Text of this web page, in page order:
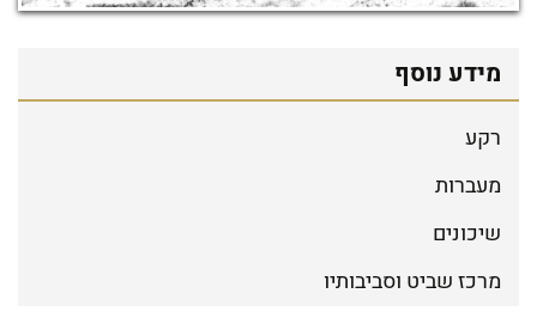
מידע נוסף
רקע
מעברות
שיכונים
מרכז שביט וסביבותיו